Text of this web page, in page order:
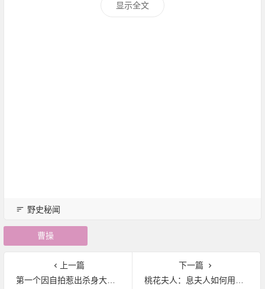
显示全文
野史秘闻
曹操
上一篇
第一个因自拍惹出杀身大祸的美艳皇妃是谁?
下一篇
桃花夫人：息夫人如何用美貌毁掉两个国家？